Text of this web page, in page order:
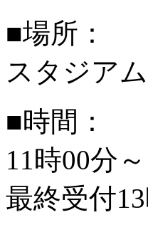
■場所：
スタジア
■時間：
11時00分
最終受付